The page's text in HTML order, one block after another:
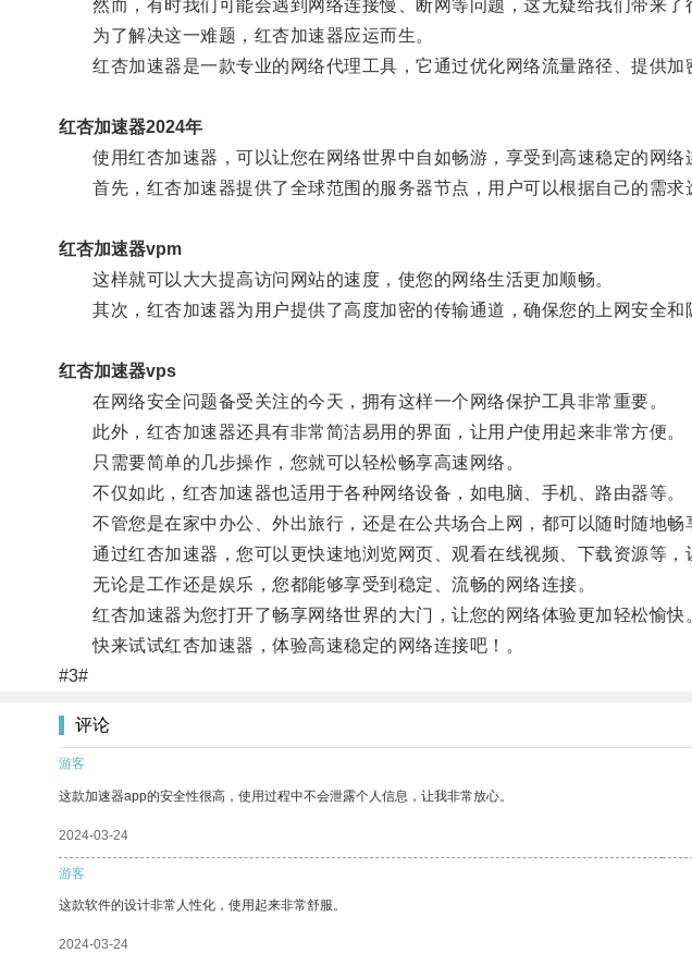
然而，有时我们可能会遇到网络连接慢、断网等问题，这无疑给我们带来了
为了解决这一难题，红杏加速器应运而生。
红杏加速器是一款专业的网络代理工具，它通过优化网络流量路径、提供加
红杏加速器2024年
使用红杏加速器，可以让您在网络世界中自如畅游，享受到高速稳定的网络
首先，红杏加速器提供了全球范围的服务器节点，用户可以根据自己的需求
红杏加速器vpm
这样就可以大大提高访问网站的速度，使您的网络生活更加顺畅。
其次，红杏加速器为用户提供了高度加密的传输通道，确保您的上网安全和
红杏加速器vps
在网络安全问题备受关注的今天，拥有这样一个网络保护工具非常重要。
此外，红杏加速器还具有非常简洁易用的界面，让用户使用起来非常方便。
只需要简单的几步操作，您就可以轻松畅享高速网络。
不仅如此，红杏加速器也适用于各种网络设备，如电脑、手机、路由器等。
不管您是在家中办公、外出旅行，还是在公共场合上网，都可以随时随地畅
通过红杏加速器，您可以更快速地浏览网页、观看在线视频、下载资源等，
无论是工作还是娱乐，您都能够享受到稳定、流畅的网络连接。
红杏加速器为您打开了畅享网络世界的大门，让您的网络体验更加轻松愉快
快来试试红杏加速器，体验高速稳定的网络连接吧！。
#3#
评论
游客
这款加速器app的安全性很高，使用过程中不会泄露个人信息，让我非常放心。
2024-03-24
游客
这款软件的设计非常人性化，使用起来非常舒服。
2024-03-24